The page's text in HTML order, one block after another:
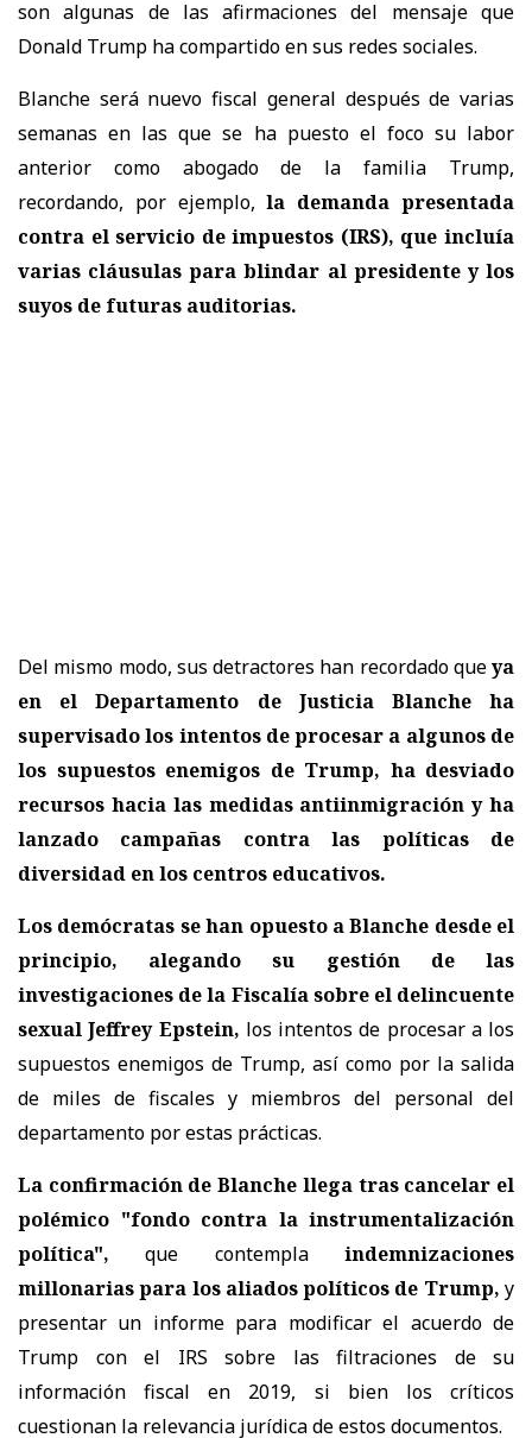
son algunas de las afirmaciones del mensaje que
Donald Trump ha compartido en sus redes sociales.
Blanche será nuevo fiscal general después de varias
semanas en las que se ha puesto el foco su labor
anterior como abogado de la familia Trump,
recordando, por ejemplo,la demanda presentada
contra el servicio de impuestos (IRS), que incluía
varias cláusulas para blindar al presidente y los
suyos de futuras auditorias.
Del mismo modo, sus detractores han recordado queya
en el Departamento de Justicia Blanche ha
supervisado los intentos de procesar a algunos de
los supuestos enemigos de Trump, ha desviado
recursos hacia las medidas antiinmigración y ha
lanzado campañas contra las políticas de
diversidad en los centros educativos.
Los demócratas se han opuesto a Blanche desde el
principio, alegando su gestión de las
investigaciones de la Fiscalía sobre el delincuente
sexual Jeffrey Epstein, los intentos de procesar a los
supuestos enemigos de Trump, así como por la salida
de miles de fiscales y miembros del personal del
departamento por estas prácticas.
La confirmación de Blanche llega tras cancelar el
polémico "fondo contra la instrumentalización
política", que contempla indemnizaciones
millonarias para los aliados políticos de Trump, y
presentar un informe para modificar el acuerdo de
Trump con el IRS sobre las filtraciones de su
información fiscal en 2019, si bien los críticos
cuestionan la relevancia jurídica de estos documentos.